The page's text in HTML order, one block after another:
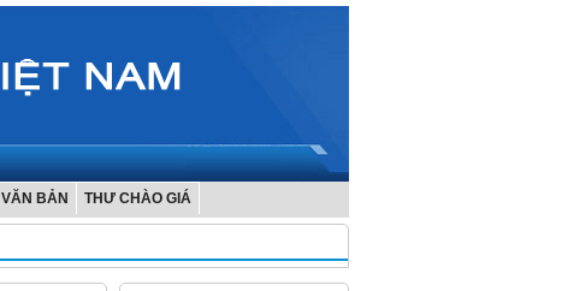
VĂN BẢN THƯ CHÀO GIÁ